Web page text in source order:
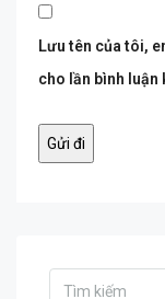
Lưu tên của tôi,
cho lần bình luận